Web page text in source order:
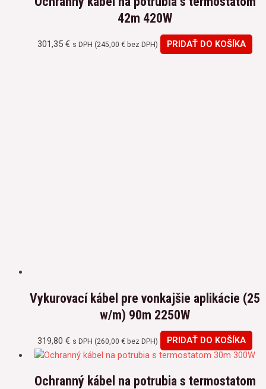
42m 420W
301,35€ s DPH (245,00€ bez DPH) PRIDAŤ DO KOŠÍKA
Vykurovací kábel pre vonkajšie aplikácie (25
w/m) 90m 2250W
319,80€ s DPH (260,00€ bez DPH) PRIDAŤ DO KOŠÍKA
Ochranný kábel na potrubia s termostatom